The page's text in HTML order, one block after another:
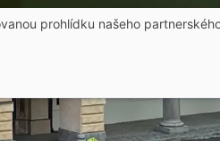
prohlídku našeho